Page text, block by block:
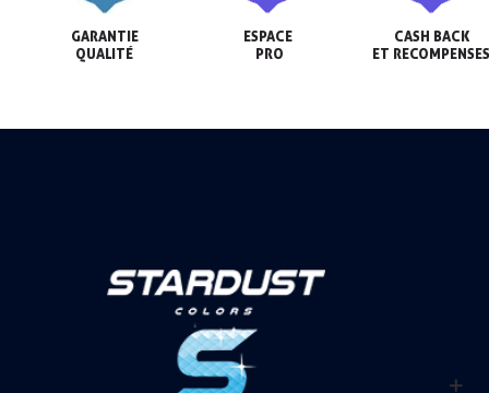
GARANTIE
QUALITÉ
ESPACE
PRO
CASH BACK
ET